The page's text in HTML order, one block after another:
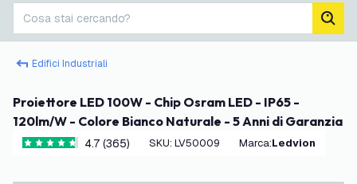
Cosa stai cercando?
Edifici Industriali
Proiettore LED 100W - Chip Osram LED - IP65 -
120lm/W - Colore Bianco Naturale - 5 Anni di Garanzia
4.7 stelle di valutazione
4.7 (365) SKU: LV50009 Marca: Ledvion